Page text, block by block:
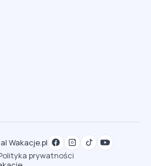
Wakacje.pl
prywatności